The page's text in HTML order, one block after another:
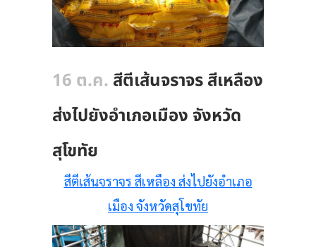
16 ต.ค. สีตีเส้นจราจร สีเหลือง
ส่งไปยังอำเภอเมือง จังหวัด
สุโขทัย
สีตีเส้นจราจร สีเหลือง ส่งไปยังอำเภอ
เมือง จังหวัดสุโขทัย